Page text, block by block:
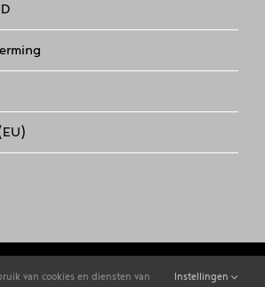
van cookies en diensten van Instellingen